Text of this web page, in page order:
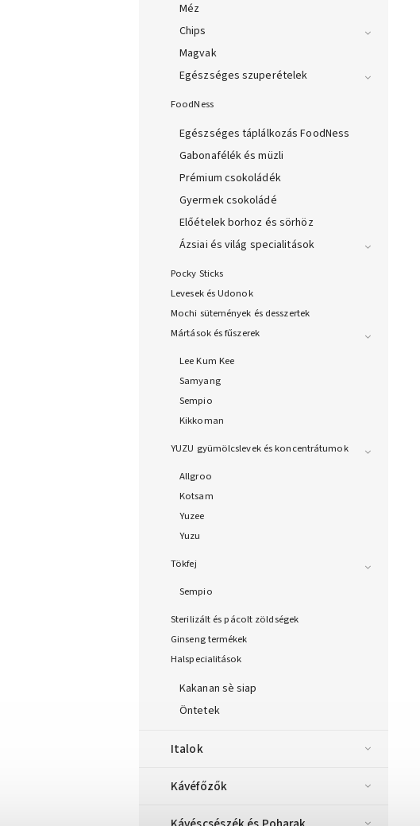
Méz
Chips
Magvak
Egészséges szuperételek
FoodNess
Egészséges táplálkozás FoodNess
Gabonafélék és müzli
Prémium csokoládék
Gyermek csokoládé
Előételek borhoz és sörhöz
Ázsiai és világ specialitások
Pocky Sticks
Levesek és Udonok
Mochi sütemények és desszertek
Mártások és fűszerek
Lee Kum Kee
Samyang
Sempio
Kikkoman
YUZU gyümölcslevek és koncentrátumok
Allgroo
Kotsam
Yuzee
Yuzu
Tökfej
Sempio
Sterilizált és pácolt zöldségek
Ginseng termékek
Halspecialitások
Kakanan sè siap
Öntetek
Italok
Kávéfőzők